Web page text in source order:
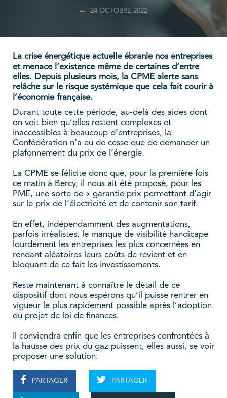
24 OCTOBRE 2022
La crise énergétique actuelle ébranle nos entreprises
et menace l’existence même de certaines d’entre
elles. Depuis plusieurs mois, la CPME alerte sans
relâche sur le risque systémique que cela fait courir à
l’économie française.
Durant toute cette période, au-delà des aides dont
on voit bien qu’elles restent complexes et
inaccessibles à beaucoup d’entreprises, la
Confédération n’a eu de cesse que de demander un
plafonnement du prix de l’énergie.
La CPME se félicite donc que, pour la première fois
ce matin à Bercy, il nous ait été proposé, pour les
PME, une sorte de « garantie prix permettant d’agir
sur le prix de l’électricité et de contenir son tarif.
En effet, indépendamment des augmentations,
parfois irréalistes, le manque de visibilité handicape
lourdement les entreprises les plus concernées en
rendant aléatoires leurs coûts de revient et en
bloquant de ce fait les investissements.
Reste maintenant à connaître le détail de ce
dispositif dont nous espérons qu’il puisse rentrer en
vigueur le plus rapidement possible après l’adoption
du projet de loi de finances.
Il conviendra enfin que les entreprises confrontées à
la hausse des prix du gaz puissent, elles aussi, se voir
proposer une solution.
PARTAGER PARTAGER